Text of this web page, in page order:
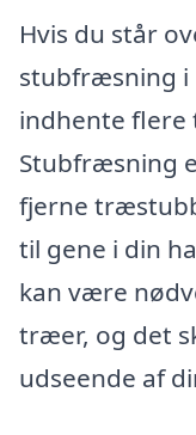
Hvis du står
stubfræsning i
indhente flere
Stubfræsning
fjerne
til gene i din
kan være
træer, og det
udseende af